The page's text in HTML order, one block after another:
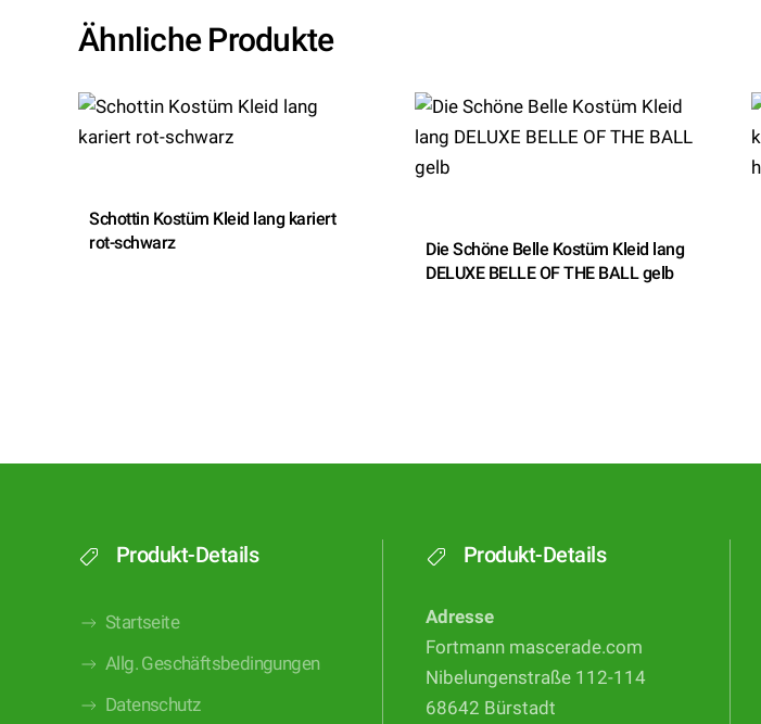
Ähnliche Produkte
Schottin Kostüm Kleid lang kariert
rot-schwarz
Die Schöne Belle Kostüm Kleid lang
DELUXE BELLE OF THE BALL gelb
Produkt-Details
Startseite
Allg. Geschäftsbedingungen
Datenschutz
Produkt-Details
Adresse
Fortmann mascerade.com
Nibelungenstraße 112-114
68642 Bürstadt